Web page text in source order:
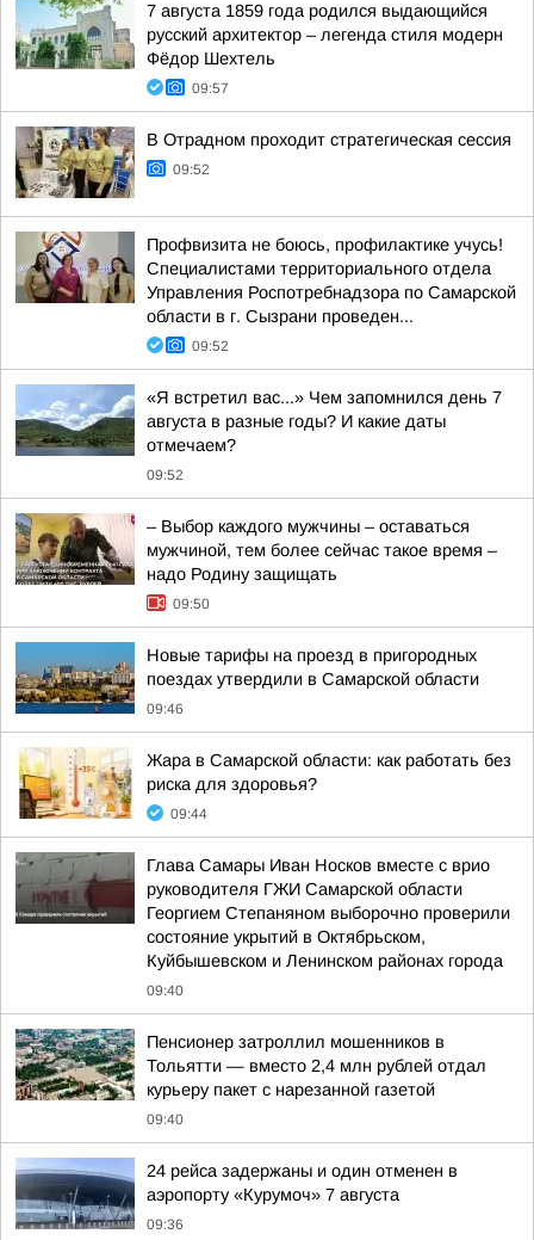
7 августа 1859 года родился выдающийся
русский архитектор – легенда стиля модерн
Фёдор Шехтель
09:57
В Отрадном проходит стратегическая сессия
09:52
Профвизита не боюсь, профилактике учусь!
Специалистами территориального отдела
Управления Роспотребнадзора по Самарской
области в г. Сызрани проведен...
09:52
«Я встретил вас...» Чем запомнился день 7
августа в разные годы? И какие даты
отмечаем?
09:52
– Выбор каждого мужчины – оставаться
мужчиной, тем более сейчас такое время –
надо Родину защищать
09:50
Новые тарифы на проезд в пригородных
поездах утвердили в Самарской области
09:46
Жара в Самарской области: как работать без
риска для здоровья?
09:44
Глава Самары Иван Носков вместе с врио
руководителя ГЖИ Самарской области
Георгием Степаняном выборочно проверили
состояние укрытий в Октябрьском,
Куйбышевском и Ленинском районах города
09:40
Пенсионер затроллил мошенников в
Тольятти — вместо 2,4 млн рублей отдал
курьеру пакет с нарезанной газетой
09:40
24 рейса задержаны и один отменен в
аэропорту «Курумоч» 7 августа
09:36